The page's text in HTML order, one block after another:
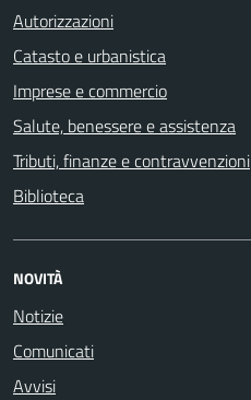
Autorizzazioni
Catasto e urbanistica
Imprese e commercio
Salute, benessere e assistenza
Tributi, finanze e contravvenzioni
Biblioteca
NOVITÀ
Notizie
Comunicati
Avvisi